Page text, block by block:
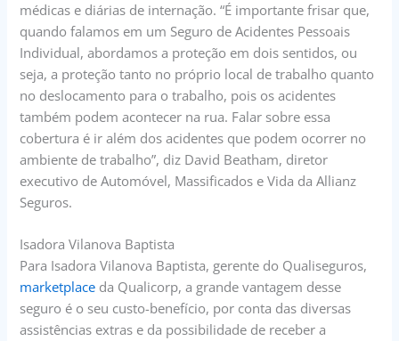
médicas e diárias de internação. “É importante frisar que,
quando falamos em um Seguro de Acidentes Pessoais
Individual, abordamos a proteção em dois sentidos, ou
seja, a proteção tanto no próprio local de trabalho quanto
no deslocamento para o trabalho, pois os acidentes
também podem acontecer na rua. Falar sobre essa
cobertura é ir além dos acidentes que podem ocorrer no
ambiente de trabalho”, diz David Beatham, diretor
executivo de Automóvel, Massificados e Vida da Allianz
Seguros.
Isadora Vilanova Baptista
Para Isadora Vilanova Baptista, gerente do Qualiseguros,
marketplace da Qualicorp, a grande vantagem desse
seguro é o seu custo-benefício, por conta das diversas
assistências extras e da possibilidade de receber a